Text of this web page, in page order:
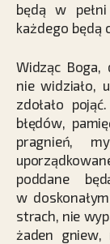
będą w
każdego będą
Widząc Boga,
nie widziało,
zdołało
błędów,
pragnień,
poddane
w
strach, nie
żaden gniew,